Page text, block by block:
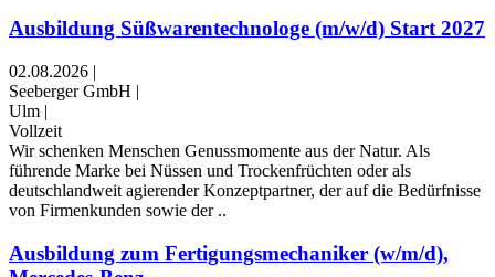
Ausbildung Süßwarentechnologe (m/w/d) Start 2027
02.08.2026 |
Seeberger GmbH |
Ulm |
Vollzeit
Wir schenken Menschen Genussmomente aus der Natur. Als
führende Marke bei Nüssen und Trockenfrüchten oder als
deutschlandweit agierender Konzeptpartner, der auf die Bedürfnisse
von Firmenkunden sowie der ..
Ausbildung zum Fertigungsmechaniker (w/m/d),